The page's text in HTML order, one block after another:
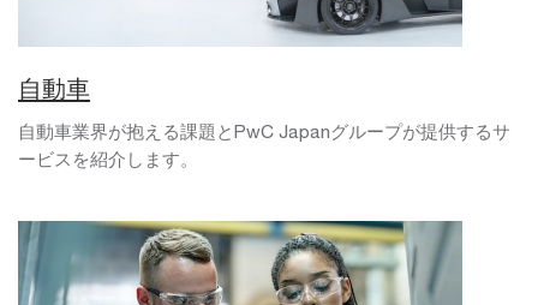
自動車
自動車業界が抱える課題とPwC Japanグループが提供するサ
ービスを紹介します。